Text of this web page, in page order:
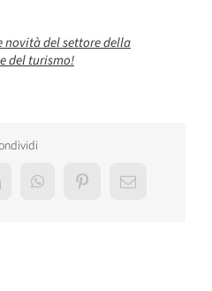
del settore della
del turismo!
WhatsAppPinterestEmail